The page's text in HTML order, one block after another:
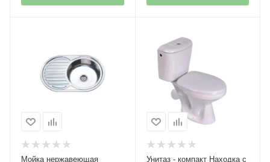
Мойка нержавеющая
Унитаз - компакт Находка с